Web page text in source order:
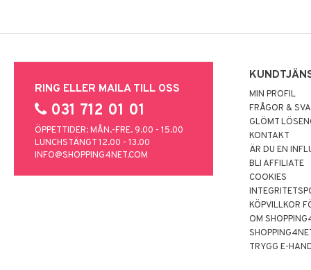
RING ELLER MAILA TILL OSS
031 712 01 01
ÖPPETTIDER: MÅN.-FRE. 9.00 - 15.00
LUNCHSTÄNGT 12.00 - 13.00
INFO@SHOPPING4NET.COM
MIN PROFIL
FRÅGOR &
GLÖMT
KONTAKT
ÄR DU EN
BLI AFFILIATE
COOKIES
KÖPVILLKOR
OM
TRYGG E-